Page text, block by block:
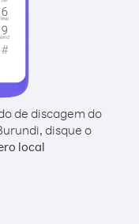
de discagem do
disque o
local